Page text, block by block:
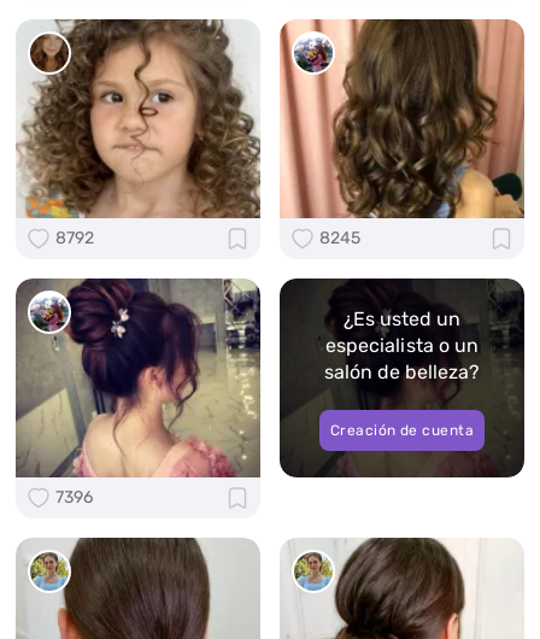
8792 8245
7396
¿Es usted un
especialista o un
salón de belleza?
Creación de cuenta